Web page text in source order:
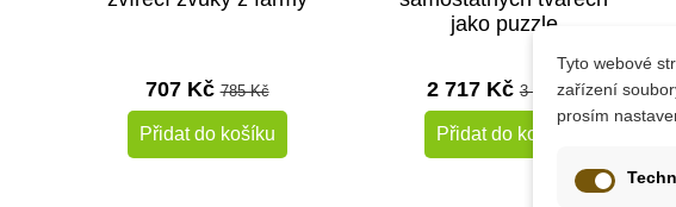
707 Kč785 Kč
Přidat do košíku
jako puzzle
2 717 Kč3 019 Kč
Přidat do košíku
Tyto webové
zařízení
prosím